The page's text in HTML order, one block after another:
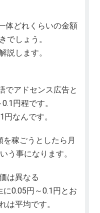
体どれくらいの金額
でしょう。
説します。
でアドセンス広告と
円程です。
なんです。
を稼ごうとしたら月
う事になります。
は異なる
0.05円～0.1円とお
は平均です。